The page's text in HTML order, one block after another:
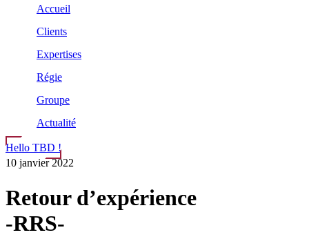
Accueil
Clients
Expertises
Régie
Groupe
Actualité
Hello TBD !
10 janvier 2022
Retour d’expérience
-RRS-